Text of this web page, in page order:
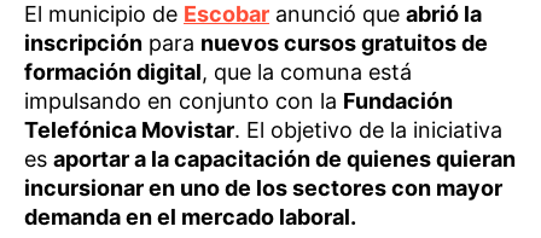
El municipio de Escobar anunció que abrió la
inscripción para nuevos cursos gratuitos de
formación digital, que la comuna está
impulsando en conjunto con la Fundación
Telefónica Movistar. El objetivo de la iniciativa
es aportar a la capacitación de quienes quieran
incursionar en uno de los sectores con mayor
demanda en el mercado laboral.